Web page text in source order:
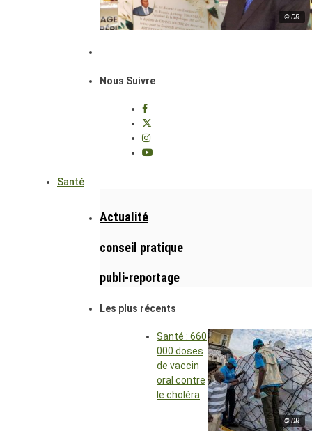
© DR
Nous Suivre
Santé
Actualité
conseil pratique
publi-reportage
Les plus récents
© DR
Santé : 660
000 doses
de vaccin
oral contre
le choléra